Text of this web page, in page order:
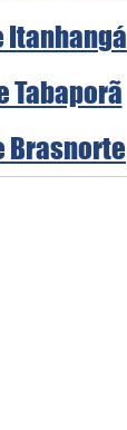
Itanhangá
Tabaporã
Brasnorte